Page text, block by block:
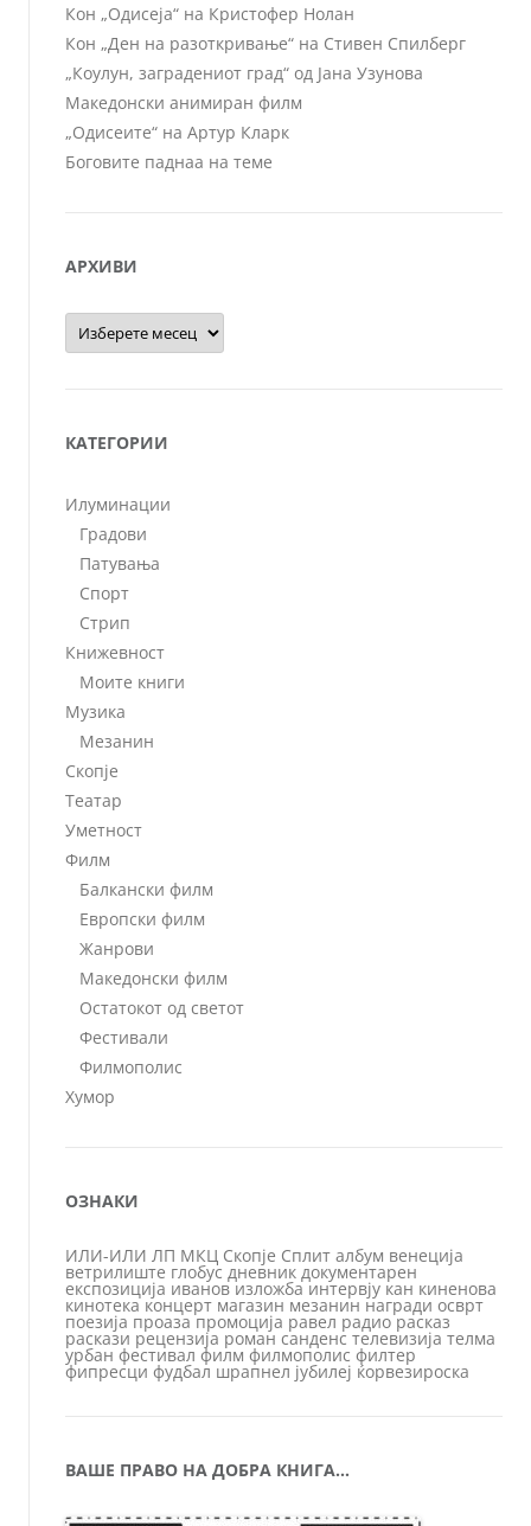
Кон „Одисеја“ на Кристофер Нолан
Кон „Ден на разоткривање“ на Стивен Спилберг
„Коулун, заградениот град“ од Јана Узунова
Македонски анимиран филм
„Одисеите“ на Артур Кларк
Боговите паднаа на теме
АРХИВИ
Архиви
КАТЕГОРИИ
Илуминации
Градови
Патувања
Спорт
Стрип
Книжевност
Моите книги
Музика
Мезанин
Скопје
Театар
Уметност
Филм
Балкански филм
Европски филм
Жанрови
Македонски филм
Остатокот од светот
Фестивали
Филмополис
Хумор
ОЗНАКИ
ИЛИ-ИЛИ ЛП МКЦ Скопје Сплит албум венеција
ветрилиште глобус дневник документарен
експозиција иванов изложба интервју кан киненова
кинотека концерт магазин мезанин награди осврт
поезија проаза промоција равел радио расказ
раскази рецензија роман санденс телевизија телма
урбан фестивал филм филмополис филтер
фипресци фудбал шрапнел јубилеј ќорвезироска
ВАШЕ ПРАВО НА ДОБРА КНИГА…